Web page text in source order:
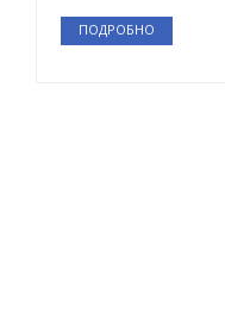
ПОДРОБНО